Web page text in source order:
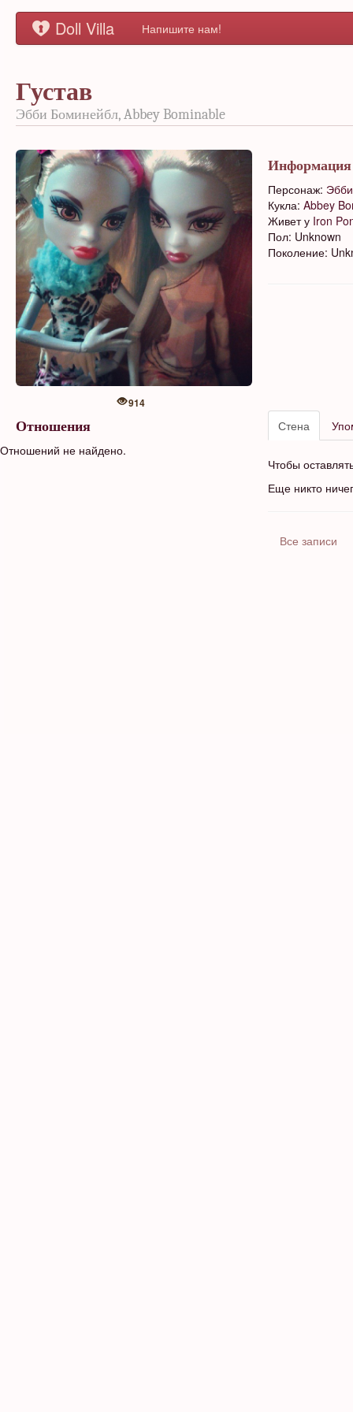
Doll Villa Напишите нам!
Густав
Эбби Боминейбл, Abbey Bominable
914
Информация
Персонаж:
Кукла: Abbey
Живет у Iron
Пол: Unknown
Поколение:
Отношения
Отношений не найдено.
Стена
Чтобы
Еще никто
Все записи